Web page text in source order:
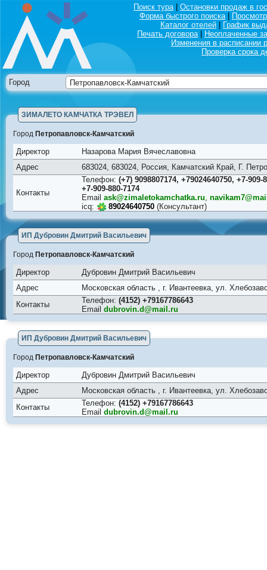
Поиск тура|
Остановки продаж в
Форма быстрого поиска|
Каталог отелей
График
Печать договора|
Неоплаченные
Изменения в расписании
Проверка срока
Город
ЗИМАЛЕТО КАМЧАТКА ТРЭВЕЛ
Город Петропавловск-Камчатский
Директор
Назарова Мария Вячеславовна
Адрес
683024, 683024, Россия, Камчатский Край, Г.
Контакты
Телефон: (+7) 9098807174, +79024640750, +7-909-
+7-909-880-7174
Email ask@zimaletokamchatka.ru,
icq:
89024640750 (Консультант)
ИП Дубровин Дмитрий Васильевич
Город Петропавловск-Камчатский
Директор
Дубровин Дмитрий Васильевич
Адрес
Московская область , г. Ивантеевка, ул.
Контакты
Телефон: (4152) +79167786643
Email dubrovin.d@mail.ru
ИП Дубровин Дмитрий Васильевич
Город Петропавловск-Камчатский
Директор
Дубровин Дмитрий Васильевич
Адрес
Московская область , г. Ивантеевка, ул.
Контакты
Телефон: (4152) +79167786643
Email dubrovin.d@mail.ru